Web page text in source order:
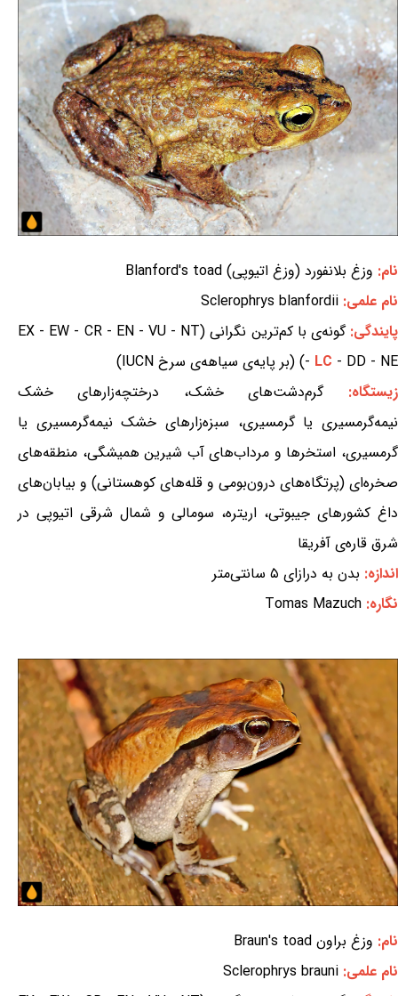
نام: وزغ بلانفورد (وزغ اتیوپی) Blanford's toad
نام علمی: Sclerophrys blanfordii
پایندگی:
گونه‌ی با کم‌ترین نگرانی (EX - EW - CR - EN - VU - NT
- LC - DD - NE) (بر پایه‌ی سیاهه‌ی سرخ IUCN)
زیستگاه:گرم‌دشت‌های خشک، درختچه‌زارهای خشک
نیمه‌گرمسیری یا گرمسیری، سبزه‌زارهای خشک نیمه‌گرمسیری یا
گرمسیری، استخرها و مرداب‌های آب شیرین همیشگی، منطقه‌های
صخره‌ای (پرتگاه‌های درون‌بومی و قله‌های کوهستانی) و بیابان‌های
داغ کشورهای جیبوتی، اریتره، سومالی و شمال شرقی اتیوپی در
شرق قاره‌ی آفریقا
اندازه: بدن به درازای ۵ سانتی‌متر
نگاره: Tomas Mazuch
نام: وزغ براون Braun's toad
نام علمی: Sclerophrys brauni